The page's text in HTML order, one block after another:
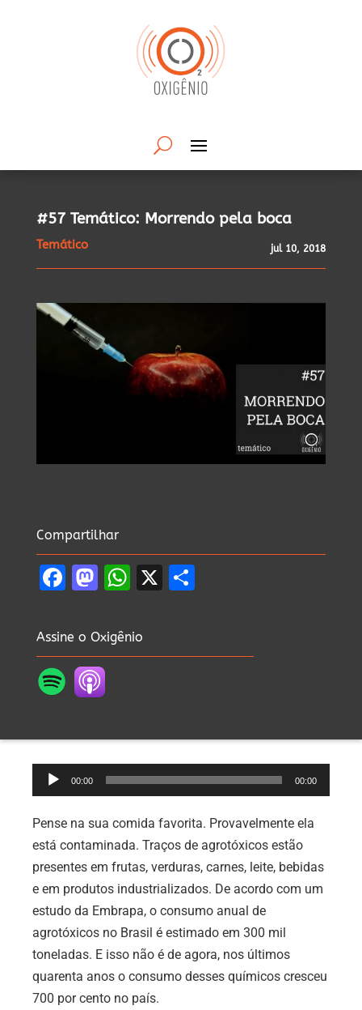
#57 Temático: Morrendo pela boca
Temático jul 10, 2018
Compartilhar
Facebook
Mastodon
WhatsApp
X
Assine o Oxigênio
Tocador
de
áudio
00:00 00:00
Pense na sua comida favorita. Provavelmente ela
está contaminada. Traços de agrotóxicos estão
presentes em frutas, verduras, carnes, leite, bebidas
e em produtos industrializados. De acordo com um
estudo da Embrapa, o consumo anual de
agrotóxicos no Brasil é estimado em 300 mil
toneladas. E isso não é de agora, nos últimos
quarenta anos o consumo desses químicos cresceu
700 por cento no país.